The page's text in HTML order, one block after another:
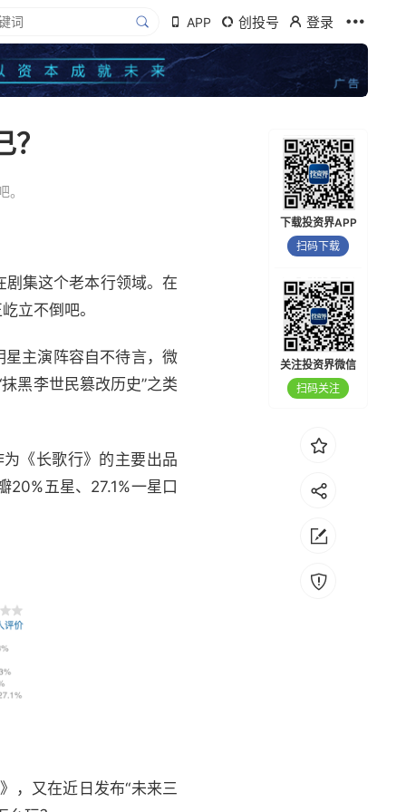
APP 创投号 登录
集这个老本行领域。在
立不倒吧。
主演阵容自不待言，微
黑李世民篡改历史”之类
《长歌行》的主要出品
20%五星、27.1%一星口
，又在近日发布“未来三
下载投资界APP
扫码下载
关注投资界微信
扫码关注